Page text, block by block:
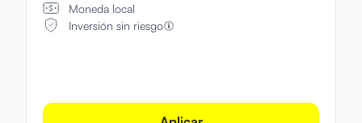
Moneda local
Inversión sin riesgo